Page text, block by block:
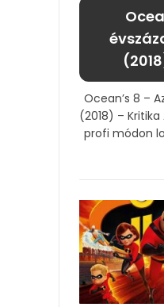
Ocean’s 8 –
(2018) –
profi módon